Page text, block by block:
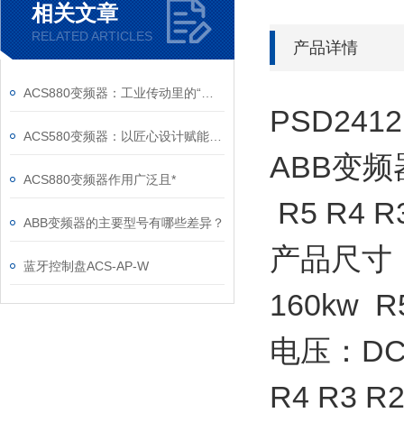
相关文章
RELATED ARTICLES
ACS880变频器作用广泛且*
ABB变频器的主要型号有哪些差异？
蓝牙控制盘ACS-AP-W
产品详情
ABB变频
R5 R4
产品尺寸
160kw
电压：
R4 R3